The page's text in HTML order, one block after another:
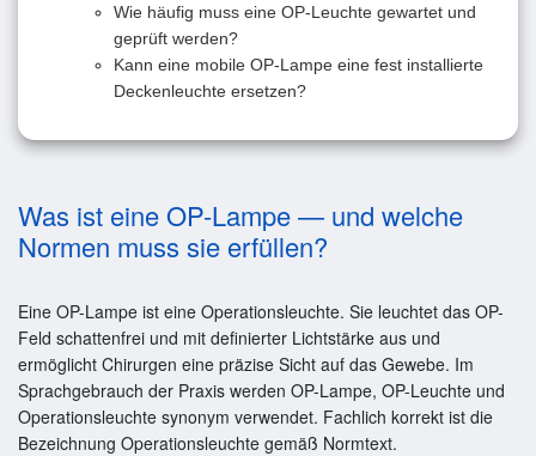
Wie häufig muss eine OP-Leuchte gewartet und
geprüft werden?
Kann eine mobile OP-Lampe eine fest installierte
Deckenleuchte ersetzen?
Was ist eine OP-Lampe — und welche
Normen muss sie erfüllen?
Eine OP-Lampe ist eine Operationsleuchte. Sie leuchtet das OP-
Feld schattenfrei und mit definierter Lichtstärke aus und
ermöglicht Chirurgen eine präzise Sicht auf das Gewebe. Im
Sprachgebrauch der Praxis werden OP-Lampe, OP-Leuchte und
Operationsleuchte synonym verwendet. Fachlich korrekt ist die
Bezeichnung Operationsleuchte gemäß Normtext.